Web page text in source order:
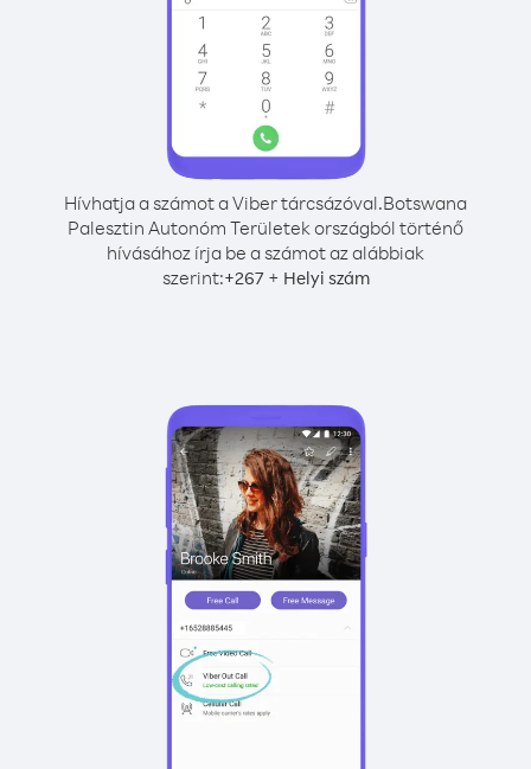
Hívhatja a számot a Viber tárcsázóval.Botswana
Palesztin Autonóm Területek országból történő
hívásához írja be a számot az alábbiak
szerint:+267+ Helyi szám